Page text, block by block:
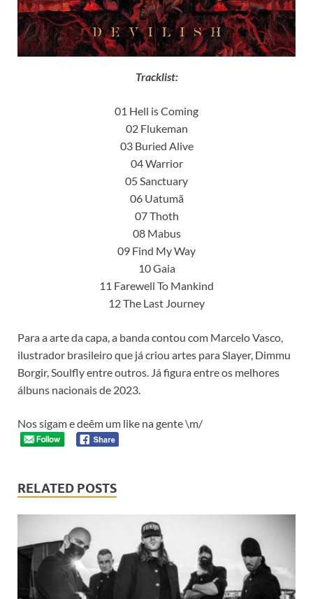
Tracklist:
01 Hell is Coming
02 Flukeman
03 Buried Alive
04 Warrior
05 Sanctuary
06 Uatumã
07 Thoth
08 Mabus
09 Find My Way
10 Gaia
11 Farewell To Mankind
12 The Last Journey
Para a arte da capa, a banda contou com Marcelo Vasco,
ilustrador brasileiro que já criou artes para Slayer, Dimmu
Borgir, Soulfly entre outros. Já figura entre os melhores
álbuns nacionais de 2023.
Nos sigam e deêm um like na gente \m/
RELATED POSTS